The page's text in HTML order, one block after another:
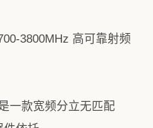
一款宽频分立无匹配